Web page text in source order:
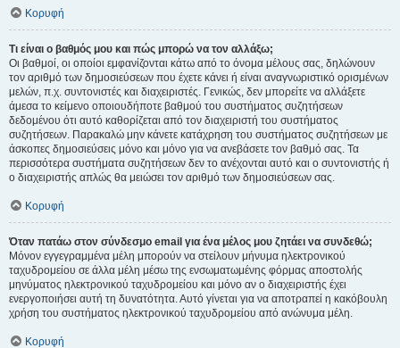
Κορυφή
Τι είναι ο βαθμός μου και πώς μπορώ να τον αλλάξω;
Οι βαθμοί, οι οποίοι εμφανίζονται κάτω από το όνομα μέλους σας, δηλώνουν
τον αριθμό των δημοσιεύσεων που έχετε κάνει ή είναι αναγνωριστικό ορισμένων
μελών, π.χ. συντονιστές και διαχειριστές. Γενικώς, δεν μπορείτε να αλλάξετε
άμεσα το κείμενο οποιουδήποτε βαθμού του συστήματος συζητήσεων
δεδομένου ότι αυτό καθορίζεται από τον διαχειριστή του συστήματος
συζητήσεων. Παρακαλώ μην κάνετε κατάχρηση του συστήματος συζητήσεων με
άσκοπες δημοσιεύσεις μόνο και μόνο για να ανεβάσετε τον βαθμό σας. Τα
περισσότερα συστήματα συζητήσεων δεν το ανέχονται αυτό και ο συντονιστής ή
ο διαχειριστής απλώς θα μειώσει τον αριθμό των δημοσιεύσεων σας.
Κορυφή
Όταν πατάω στον σύνδεσμο email για ένα μέλος μου ζητάει να συνδεθώ;
Μόνον εγγεγραμμένα μέλη μπορούν να στείλουν μήνυμα ηλεκτρονικού
ταχυδρομείου σε άλλα μέλη μέσω της ενσωματωμένης φόρμας αποστολής
μηνύματος ηλεκτρονικού ταχυδρομείου και μόνο αν ο διαχειριστής έχει
ενεργοποιήσει αυτή τη δυνατότητα. Αυτό γίνεται για να αποτραπεί η κακόβουλη
χρήση του συστήματος ηλεκτρονικού ταχυδρομείου από ανώνυμα μέλη.
Κορυφή